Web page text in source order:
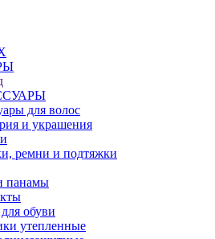
для волос
и украшения
ремни и подтяжки
панамы
обуви
утепленные